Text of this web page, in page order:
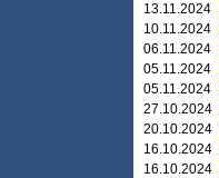
13.11.2024
10.11.2024
06.11.2024
05.11.2024
05.11.2024
27.10.2024
20.10.2024
16.10.2024
16.10.2024